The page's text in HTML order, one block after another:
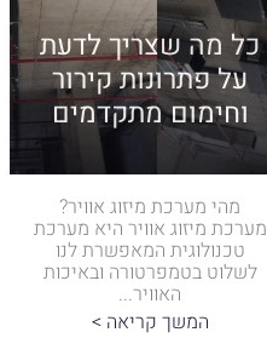
כל מה שצריך לדעת
על פתרונות קירור
וחימום מתקדמים
מהי מערכת מיזוג אוויר?
מערכת מיזוג אוויר היא מערכת
טכנולוגית המאפשרת לנו
לשלוט בטמפרטורה ובאיכות
האוויר...
המשך קריאה >